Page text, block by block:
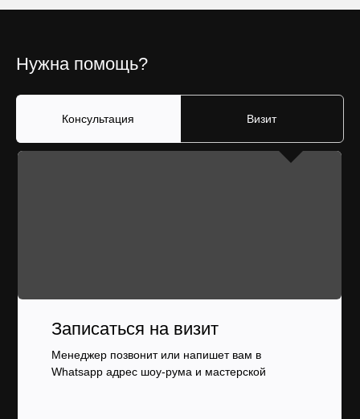
Нужна помощь?
Консультация Визит
Записаться на визит
Менеджер позвонит или напишет вам в
Whatsapp адрес шоу-рума и мастерской